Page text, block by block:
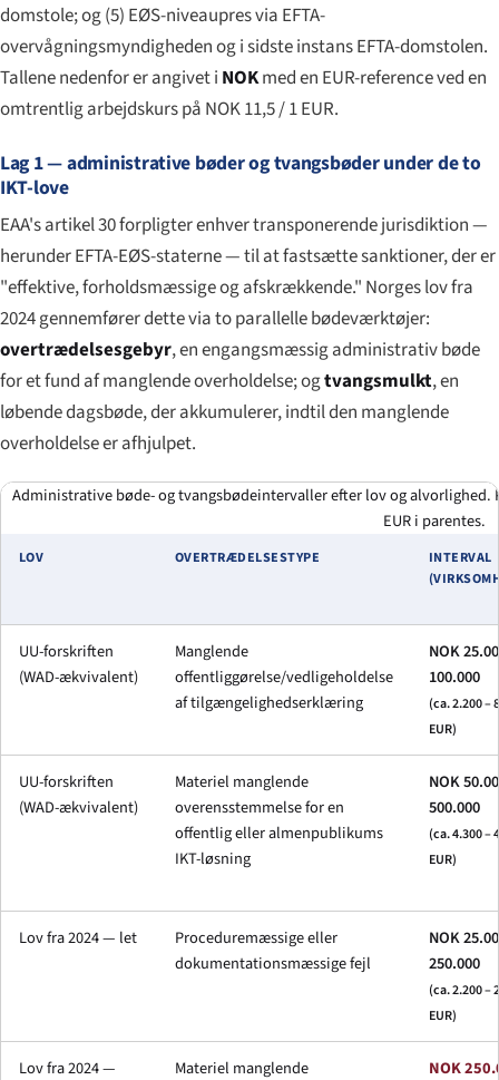
domstole; og (5) EØS-niveaupres via EFTA-
overvågningsmyndigheden og i sidste instans EFTA-domstolen.
Tallene nedenfor er angivet i NOKmed en EUR-reference ved en
omtrentlig arbejdskurs på NOK 11,5 / 1 EUR.
Lag 1 — administrative bøder og tvangsbøder under de to
IKT-love
EAA's artikel 30 forpligter enhver transponerende jurisdiktion —
herunder EFTA-EØS-staterne — til at fastsætte sanktioner, der er
"effektive, forholdsmæssige og afskrækkende." Norges lov fra
2024 gennemfører dette via to parallelle bødeværktøjer:
overtrædelsesgebyr, en engangsmæssig administrativ bøde
for et fund af manglende overholdelse; ogtvangsmulkt, en
løbende dagsbøde, der akkumulerer, indtil den manglende
overholdelse er afhjulpet.
Administrative bøde- og tvangsbødeintervaller efter lov og alvorlighed.
EUR i parentes.
LOV OVERTRÆDELSESTYPE
INTERVAL
UU-forskriften
(WAD-ækvivalent)
Manglende
offentliggørelse/vedligeholdelse
af tilgængelighedserklæring
NOK
100.000
(ca. 2.200 –
EUR)
UU-forskriften
(WAD-ækvivalent)
Materiel manglende
overensstemmelse for en
offentlig eller almenpublikums
IKT-løsning
NOK
500.000
(ca. 4.300 –
EUR)
Lov fra 2024 — let
Proceduremæssige eller
dokumentationsmæssige fejl
NOK
250.000
(ca. 2.200 –
EUR)
Lov fra 2024 — Materiel manglende NOK